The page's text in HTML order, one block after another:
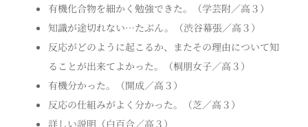
有機化合物を細かく勉強できた。（学芸附／高３）
知識が途切れない…たぶん。（渋谷幕張／高３）
反応がどのように起こるか、またその理由について知
ることが出来てよかった。（桐朋女子／高３）
有機分かった。（開成／高３）
反応の仕組みがよく分かった。（芝／高３）
詳しい説明（白百合／高３）